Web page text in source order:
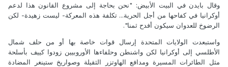
وقال بايدن في البيت الأبيض: "نحن بحاجة إلى مشروع القانون هذا لدعم
أوكرانيا في كفاحها من أجل الحرية... تكلفة هذه المعركة- ليست زهيدة- لكن
الرضوخ للعدوان سيكون أفدح ثمنا".
واستبعدت الولايات المتحدة إرسال قوات خاصة بها أو من حلف شمال
الأطلسي إلى أوكرانيا لكن واشنطن وحلفاءها الأوروبيين زودوا كييف بأسلحة
مثل الطائرات المسيرة ومدافع الهاوتزر الثقيلة وصواريخ ستينغر المضادة